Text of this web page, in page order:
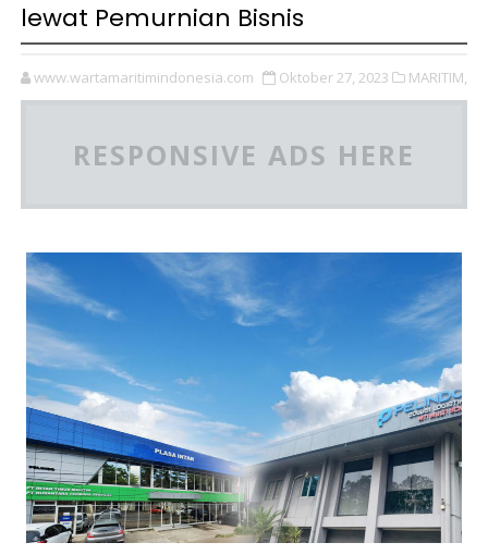
lewat Pemurnian Bisnis
www.wartamaritimindonesia.com Oktober 27, 2023 MARITIM,
RESPONSIVE ADS HERE